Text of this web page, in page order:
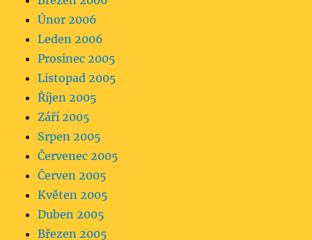
Únor 2006
Leden 2006
Prosinec 2005
Listopad 2005
Říjen 2005
Září 2005
Srpen 2005
Červenec 2005
Červen 2005
Květen 2005
Duben 2005
Březen 2005